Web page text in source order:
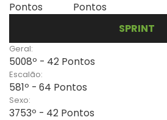
Pontos
Pontos
SPRINT
Geral:
5008º - 42 Pontos
Escalão:
581º - 64 Pontos
Sexo:
3753º - 42 Pontos